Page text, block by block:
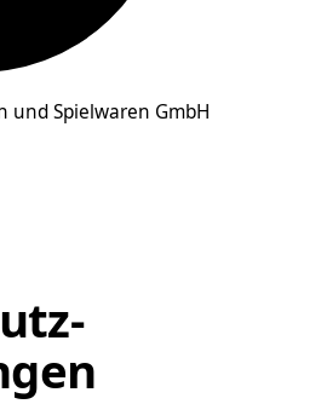
und Spielwaren GmbH